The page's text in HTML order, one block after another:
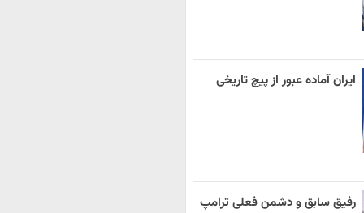
ایران آماده عبور از پیچ تاریخی
رفیق سابق و دشمن فعلی ترامپ